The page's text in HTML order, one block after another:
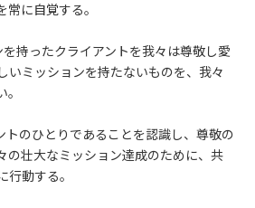
常に自覚する。
持ったクライアントを我々は尊敬し愛
いミッションを持たないものを、我々
のひとりであることを認識し、尊敬の
の壮大なミッション達成のために、共
動する。